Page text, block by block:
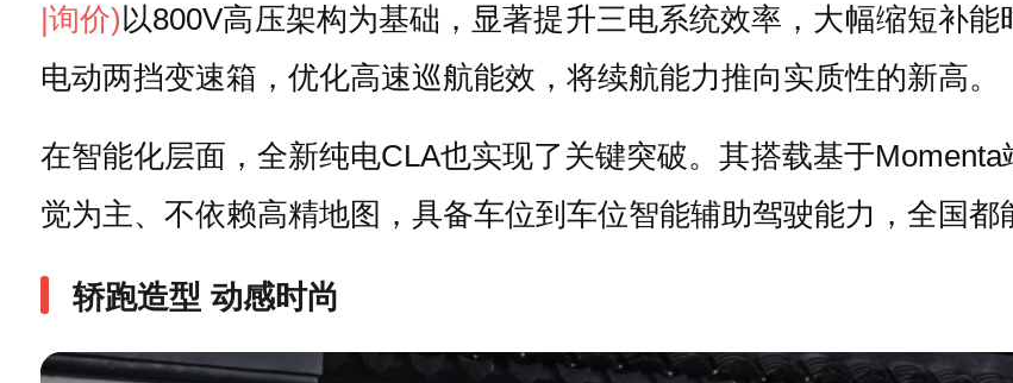
|询价) 以800V高压架构为基础，显著提升三电系统效率，大幅缩短补
电动两挡变速箱，优化高速巡航能效，将续航能力推向实质性的新高。
在智能化层面，全新纯电CLA也实现了关键突破。其搭载基于
觉为主、不依赖高精地图，具备车位到车位智能辅助驾驶能力，全国都
轿跑造型 动感时尚